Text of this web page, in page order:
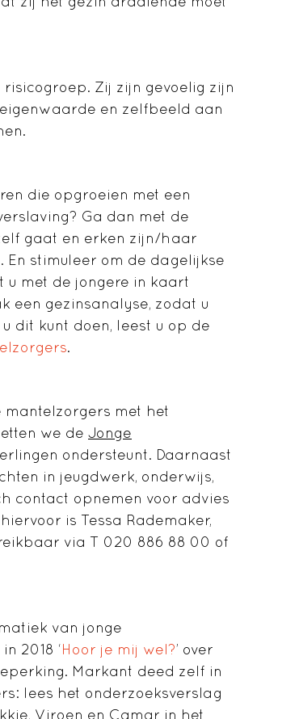
risicogroep. Zij zijn gevoelig zijn
en zelfbeeld aan
die opgroeien met een
Ga dan met de
gaat en erken zijn/haar
stimuleer om de dagelijkse
u met de jongere in kaart
een gezinsanalyse, zodat u
dit kunt doen, leest u op de
.
met het
we de Jonge
ondersteunt. Daarnaast
in jeugdwerk, onderwijs,
contact opnemen voor advies
is Tessa Rademaker,
via T 020 886 88 00 of
van jonge
2018 ‘Hoor je mij wel?’ over
Markant deed zelf in
lees het onderzoeksverslag
Viroen en Camar in het